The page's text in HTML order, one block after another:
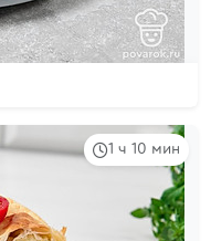
1 ч 10 мин